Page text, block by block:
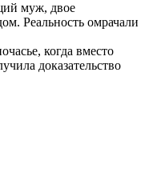
муж, двое
Реальность омрачали
когда вместо
доказательство